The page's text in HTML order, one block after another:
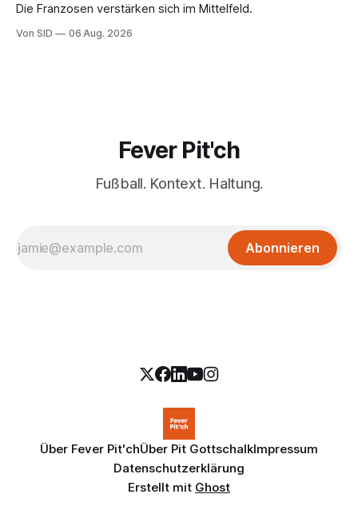
Die Franzosen verstärken sich im Mittelfeld.
Von SID 06 Aug. 2026
Fever Pit'ch
Fußball. Kontext. Haltung.
Abonnieren
Über Fever Pit'chÜber Pit GottschalkImpressum
Datenschutzerklärung
Erstellt mit Ghost